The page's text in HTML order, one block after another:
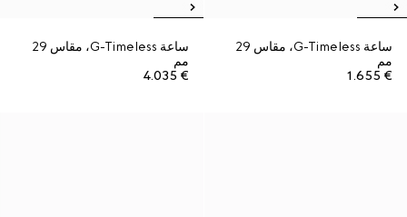
ساعة G-Timeless، مقاس 29
مم
€ 1.655
ساعة G-Timeless، مقاس 29
مم
€ 4.035